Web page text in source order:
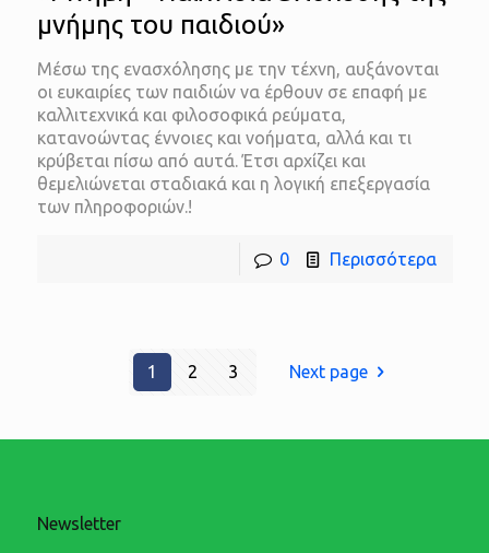
μνήμης του παιδιού»
Μέσω της ενασχόλησης με την τέχνη, αυξάνονται
οι ευκαιρίες των παιδιών να έρθουν σε επαφή με
καλλιτεχνικά και φιλοσοφικά ρεύματα,
κατανοώντας έννοιες και νοήματα, αλλά και τι
κρύβεται πίσω από αυτά. Έτσι αρχίζει και
θεμελιώνεται σταδιακά και η λογική επεξεργασία
των πληροφοριών.!
0 Περισσότερα
1 2 3 Next page
Newsletter